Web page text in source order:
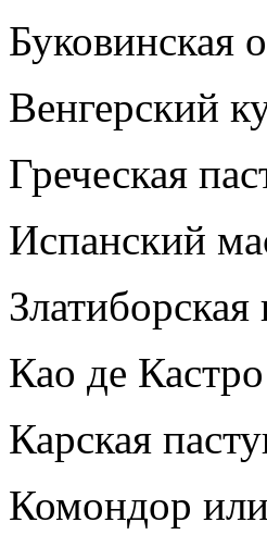
Буковинская
Венгерский
Греческая
Испанский
Као де
Карская
Комондор или